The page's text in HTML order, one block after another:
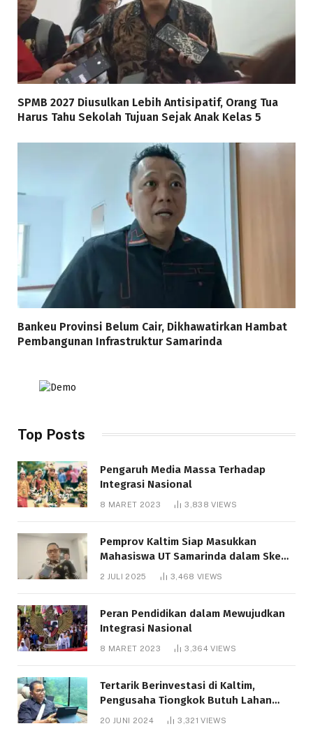
SPMB 2027 Diusulkan Lebih Antisipatif, Orang Tua
Harus Tahu Sekolah Tujuan Sejak Anak Kelas 5
Bankeu Provinsi Belum Cair, Dikhawatirkan Hambat
Pembangunan Infrastruktur Samarinda
Top Posts
Pengaruh Media Massa Terhadap
Integrasi Nasional
8 MARET 2023 3,838VIEWS
Pemprov Kaltim Siap Masukkan
Mahasiswa UT Samarinda dalam Skema
Bantuan Pendidikan Gratispol
2 JULI 2025 3,468 VIEWS
Peran Pendidikan dalam Mewujudkan
Integrasi Nasional
8 MARET 2023 3,364VIEWS
Tertarik Berinvestasi di Kaltim,
Pengusaha Tiongkok Butuh Lahan
1.000 Hektare
20 JUNI 2024 3,321VIEWS